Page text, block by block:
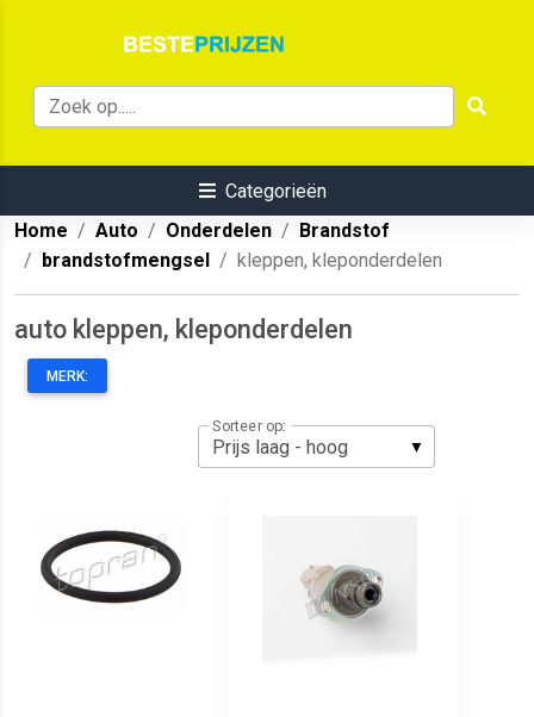
Categorieën
Home
Auto Onderdelen
Brandstof
brandstofmengsel
kleppen, kleponderdelen
auto kleppen, kleponderdelen
MERK:
Sorteer op: